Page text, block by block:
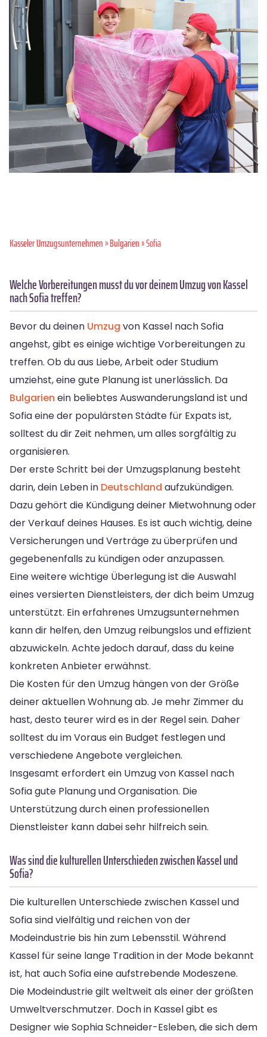
Kasseler Umzugsunternehmen»Bulgarien» Sofia
Welche Vorbereitungen musst du vor deinem Umzug von Kassel
nach Sofia treffen?
Bevor du deinen Umzug von Kassel nach Sofia
angehst, gibt es einige wichtige Vorbereitungen zu
treffen. Ob du aus Liebe, Arbeit oder Studium
umziehst, eine gute Planung ist unerlässlich. Da
Bulgarien ein beliebtes Auswanderungsland ist und
Sofia eine der populärsten Städte für Expats ist,
solltest du dir Zeit nehmen, um alles sorgfältig zu
organisieren.
Der erste Schritt bei der Umzugsplanung besteht
darin, dein Leben in Deutschland aufzukündigen.
Dazu gehört die Kündigung deiner Mietwohnung oder
der Verkauf deines Hauses. Es ist auch wichtig, deine
Versicherungen und Verträge zu überprüfen und
gegebenenfalls zu kündigen oder anzupassen.
Eine weitere wichtige Überlegung ist die Auswahl
eines versierten Dienstleisters, der dich beim Umzug
unterstützt. Ein erfahrenes Umzugsunternehmen
kann dir helfen, den Umzug reibungslos und effizient
abzuwickeln. Achte jedoch darauf, dass du keine
konkreten Anbieter erwähnst.
Die Kosten für den Umzug hängen von der Größe
deiner aktuellen Wohnung ab. Je mehr Zimmer du
hast, desto teurer wird es in der Regel sein. Daher
solltest du im Voraus ein Budget festlegen und
verschiedene Angebote vergleichen.
Insgesamt erfordert ein Umzug von Kassel nach
Sofia gute Planung und Organisation. Die
Unterstützung durch einen professionellen
Dienstleister kann dabei sehr hilfreich sein.
Was sind die kulturellen Unterschieden zwischen Kassel und
Sofia?
Die kulturellen Unterschiede zwischen Kassel und
Sofia sind vielfältig und reichen von der
Modeindustrie bis hin zum Lebensstil. Während
Kassel für seine lange Tradition in der Mode bekannt
ist, hat auch Sofia eine aufstrebende Modeszene.
Die Modeindustrie gilt weltweit als einer der größten
Umweltverschmutzer. Doch in Kassel gibt es
Designer wie Sophia Schneider-Esleben, die sich dem